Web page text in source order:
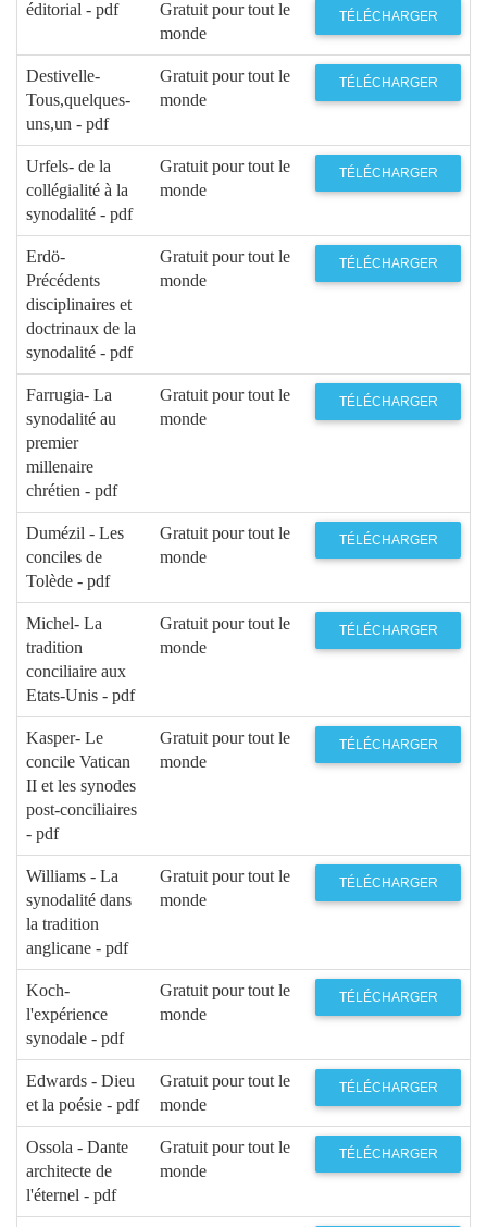
recueillis par Tibor Görföl
Dieu et la poésie
Michael
EDWARDS
154
Dante- Architecte de l'éternel
Carlo OSSOLA
Elizabeth Jennings - Expériences
mystiques et écriture poétique
DUCHESNE
176
Newman poète-théologien-
Redessiner l'au-delà chrétien dans
l'imaginaire poétique anglais
Frédéric SLABY
éditorial - pdf
Gratuit pour tout le
monde
TÉLÉCHARGER
Destivelle-
Tous,quelques-
uns,un - pdf
Gratuit pour tout le
monde
TÉLÉCHARGER
Urfels- de la
collégialité à la
synodalité - pdf
Gratuit pour tout le
monde
TÉLÉCHARGER
Erdö-
Précédents
disciplinaires et
doctrinaux de la
synodalité - pdf
Gratuit pour tout le
monde
TÉLÉCHARGER
Farrugia- La
synodalité au
premier
millenaire
chrétien - pdf
Gratuit pour tout le
monde
TÉLÉCHARGER
Dumézil - Les
conciles de
Tolède - pdf
Gratuit pour tout le
monde
TÉLÉCHARGER
Michel- La
tradition
conciliaire aux
Etats-Unis - pdf
Gratuit pour tout le
monde
TÉLÉCHARGER
Kasper- Le
concile Vatican
II et les synodes
post-conciliaires
- pdf
Gratuit pour tout le
monde
TÉLÉCHARGER
Williams - La
synodalité dans
la tradition
anglicane - pdf
Gratuit pour tout le
monde
TÉLÉCHARGER
Koch-
l'expérience
synodale - pdf
Gratuit pour tout le
monde
TÉLÉCHARGER
Edwards - Dieu
et la poésie - pdf
Gratuit pour tout le
monde
TÉLÉCHARGER
Ossola - Dante
architecte de
l'éternel - pdf
Gratuit pour tout le
monde
TÉLÉCHARGER